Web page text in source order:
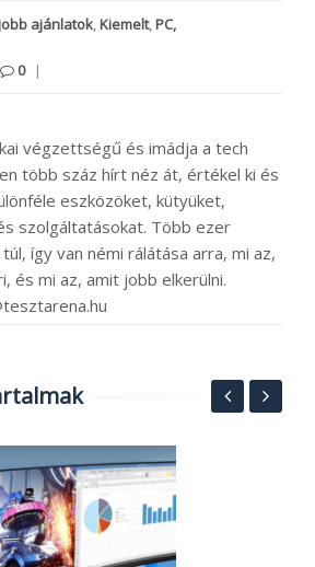
ajánlatok Kiemelt, PC,
0 |
végzettségű és imádja a tech
több száz hírt néz át, értékel ki és
eszközöket, kütyüket,
szolgáltatásokat. Több ezer
így van némi rálátása arra, mi az,
és mi az, amit jobb elkerülni.